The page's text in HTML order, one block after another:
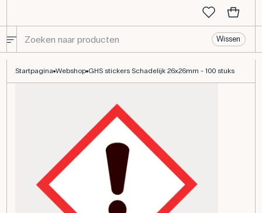
Wissen
Startpagina Webshop GHS stickers Schadelijk 26x26mm - 100 stuks